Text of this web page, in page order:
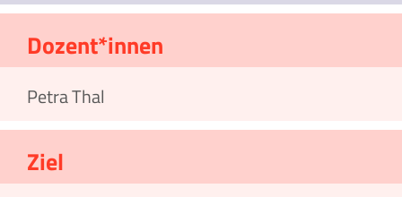
Dozent*innen
Petra Thal
Ziel